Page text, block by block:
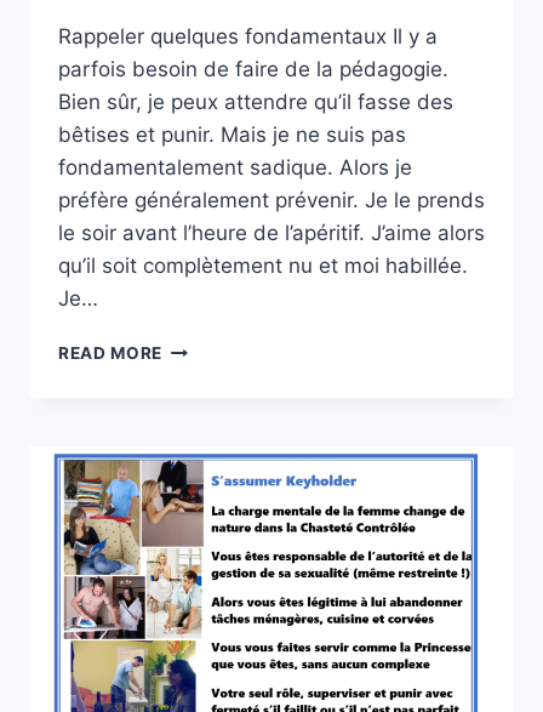
Rappeler quelques fondamentaux Il y a
parfois besoin de faire de la pédagogie.
Bien sûr, je peux attendre qu’il fasse des
bêtises et punir. Mais je ne suis pas
fondamentalement sadique. Alors je
préfère généralement prévenir. Je le prends
le soir avant l’heure de l’apéritif. J’aime alors
qu’il soit complètement nu et moi habillée.
Je…
READ MORE MISE